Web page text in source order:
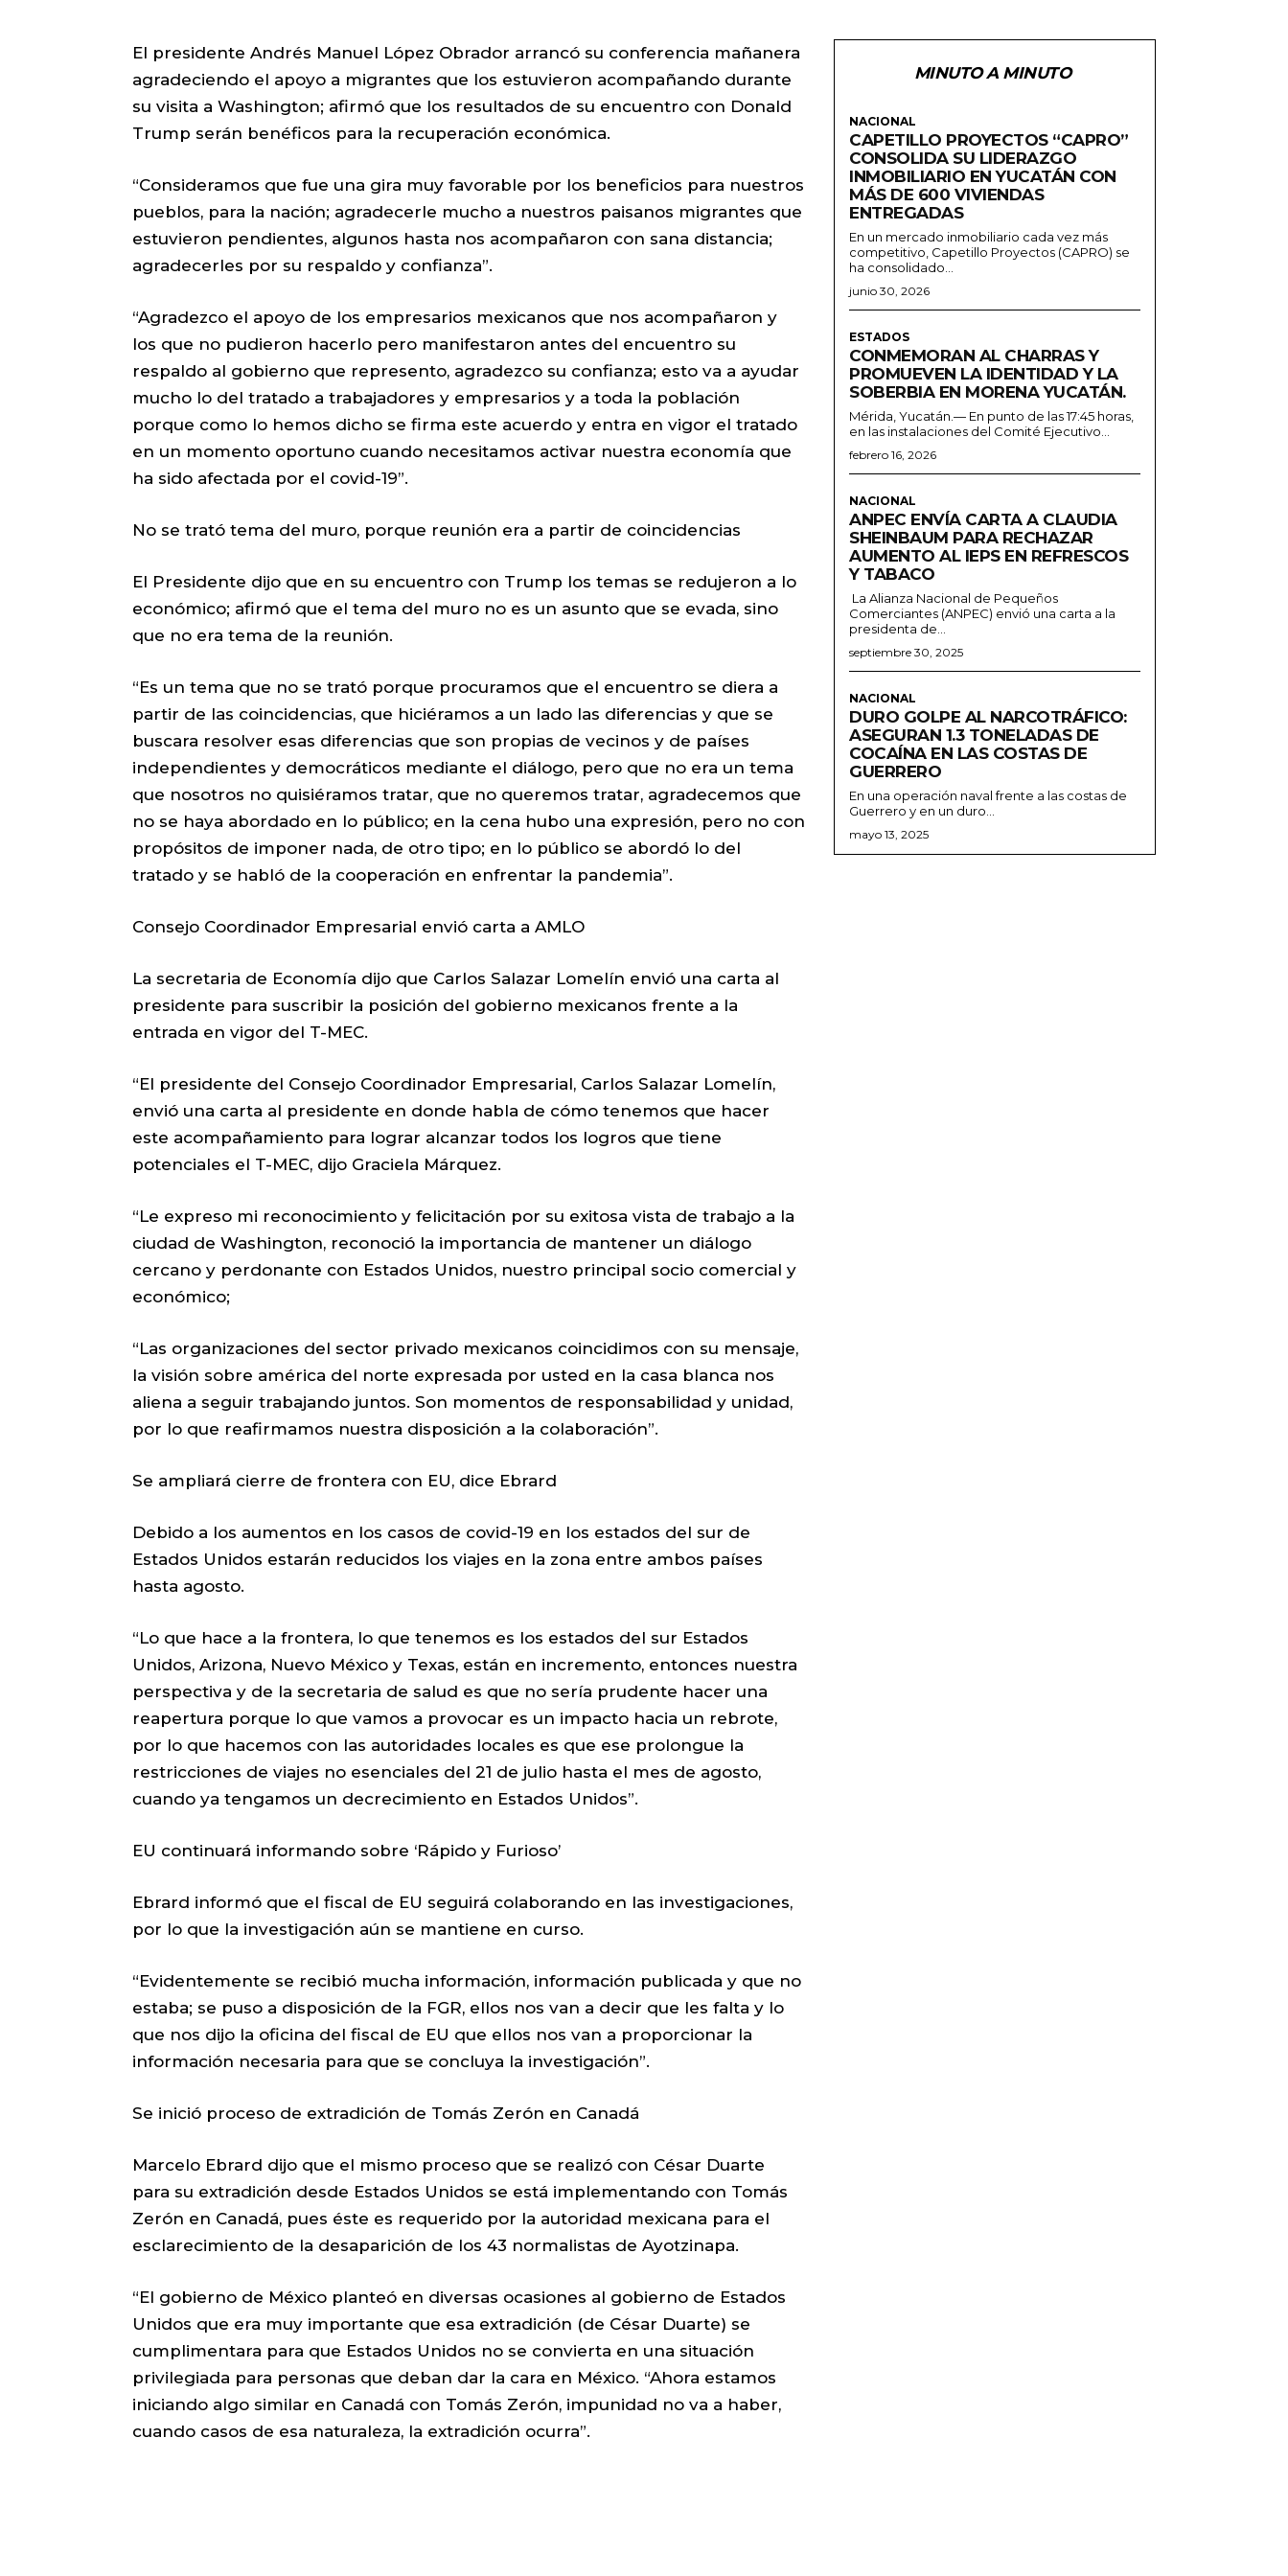
El presidente Andrés Manuel López Obrador arrancó su conferencia mañanera
agradeciendo el apoyo a migrantes que los estuvieron acompañando durante
su visita a Washington; afirmó que los resultados de su encuentro con Donald
Trump serán benéficos para la recuperación económica.
“Consideramos que fue una gira muy favorable por los beneficios para nuestros
pueblos, para la nación; agradecerle mucho a nuestros paisanos migrantes que
estuvieron pendientes, algunos hasta nos acompañaron con sana distancia;
agradecerles por su respaldo y confianza”.
“Agradezco el apoyo de los empresarios mexicanos que nos acompañaron y
los que no pudieron hacerlo pero manifestaron antes del encuentro su
respaldo al gobierno que represento, agradezco su confianza; esto va a ayudar
mucho lo del tratado a trabajadores y empresarios y a toda la población
porque como lo hemos dicho se firma este acuerdo y entra en vigor el tratado
en un momento oportuno cuando necesitamos activar nuestra economía que
ha sido afectada por el covid-19”.
No se trató tema del muro, porque reunión era a partir de coincidencias
El Presidente dijo que en su encuentro con Trump los temas se redujeron a lo
económico; afirmó que el tema del muro no es un asunto que se evada, sino
que no era tema de la reunión.
“Es un tema que no se trató porque procuramos que el encuentro se diera a
partir de las coincidencias, que hiciéramos a un lado las diferencias y que se
buscara resolver esas diferencias que son propias de vecinos y de países
independientes y democráticos mediante el diálogo, pero que no era un tema
que nosotros no quisiéramos tratar, que no queremos tratar, agradecemos que
no se haya abordado en lo público; en la cena hubo una expresión, pero no con
propósitos de imponer nada, de otro tipo; en lo público se abordó lo del
tratado y se habló de la cooperación en enfrentar la pandemia”.
Consejo Coordinador Empresarial envió carta a AMLO
La secretaria de Economía dijo que Carlos Salazar Lomelín envió una carta al
presidente para suscribir la posición del gobierno mexicanos frente a la
entrada en vigor del T-MEC.
“El presidente del Consejo Coordinador Empresarial, Carlos Salazar Lomelín,
envió una carta al presidente en donde habla de cómo tenemos que hacer
este acompañamiento para lograr alcanzar todos los logros que tiene
potenciales el T-MEC, dijo Graciela Márquez.
“Le expreso mi reconocimiento y felicitación por su exitosa vista de trabajo a la
ciudad de Washington, reconoció la importancia de mantener un diálogo
cercano y perdonante con Estados Unidos, nuestro principal socio comercial y
económico;
“Las organizaciones del sector privado mexicanos coincidimos con su mensaje,
la visión sobre américa del norte expresada por usted en la casa blanca nos
aliena a seguir trabajando juntos. Son momentos de responsabilidad y unidad,
por lo que reafirmamos nuestra disposición a la colaboración”.
Se ampliará cierre de frontera con EU, dice Ebrard
Debido a los aumentos en los casos de covid-19 en los estados del sur de
Estados Unidos estarán reducidos los viajes en la zona entre ambos países
hasta agosto.
“Lo que hace a la frontera, lo que tenemos es los estados del sur Estados
Unidos, Arizona, Nuevo México y Texas, están en incremento, entonces nuestra
perspectiva y de la secretaria de salud es que no sería prudente hacer una
reapertura porque lo que vamos a provocar es un impacto hacia un rebrote,
por lo que hacemos con las autoridades locales es que ese prolongue la
restricciones de viajes no esenciales del 21 de julio hasta el mes de agosto,
cuando ya tengamos un decrecimiento en Estados Unidos”.
EU continuará informando sobre ‘Rápido y Furioso’
Ebrard informó que el fiscal de EU seguirá colaborando en las investigaciones,
por lo que la investigación aún se mantiene en curso.
“Evidentemente se recibió mucha información, información publicada y que no
estaba; se puso a disposición de la FGR, ellos nos van a decir que les falta y lo
que nos dijo la oficina del fiscal de EU que ellos nos van a proporcionar la
información necesaria para que se concluya la investigación”.
Se inició proceso de extradición de Tomás Zerón en Canadá
Marcelo Ebrard dijo que el mismo proceso que se realizó con César Duarte
para su extradición desde Estados Unidos se está implementando con Tomás
Zerón en Canadá, pues éste es requerido por la autoridad mexicana para el
esclarecimiento de la desaparición de los 43 normalistas de Ayotzinapa.
“El gobierno de México planteó en diversas ocasiones al gobierno de Estados
Unidos que era muy importante que esa extradición (de César Duarte) se
cumplimentara para que Estados Unidos no se convierta en una situación
privilegiada para personas que deban dar la cara en México. “Ahora estamos
iniciando algo similar en Canadá con Tomás Zerón, impunidad no va a haber,
cuando casos de esa naturaleza, la extradición ocurra”.
MINUTO A MINUTO
NACIONAL
CAPETILLO PROYECTOS “CAPRO”
CONSOLIDA SU LIDERAZGO
INMOBILIARIO EN YUCATÁN CON
MÁS DE 600 VIVIENDAS
ENTREGADAS
En un mercado inmobiliario cada vez más
competitivo, Capetillo Proyectos (CAPRO) se
ha consolidado...
junio 30, 2026
ESTADOS
CONMEMORAN AL CHARRAS Y
PROMUEVEN LA IDENTIDAD Y LA
SOBERBIA EN MORENA YUCATÁN.
Mérida, Yucatán.— En punto de las 17:45 horas,
en las instalaciones del Comité Ejecutivo...
febrero 16, 2026
NACIONAL
ANPEC ENVÍA CARTA A CLAUDIA
SHEINBAUM PARA RECHAZAR
AUMENTO AL IEPS EN REFRESCOS
Y TABACO
La Alianza Nacional de Pequeños
Comerciantes (ANPEC) envió una carta a la
presidenta de...
septiembre 30, 2025
NACIONAL
DURO GOLPE AL NARCOTRÁFICO:
ASEGURAN 1.3 TONELADAS DE
COCAÍNA EN LAS COSTAS DE
GUERRERO
En una operación naval frente a las costas de
Guerrero y en un duro...
mayo 13, 2025